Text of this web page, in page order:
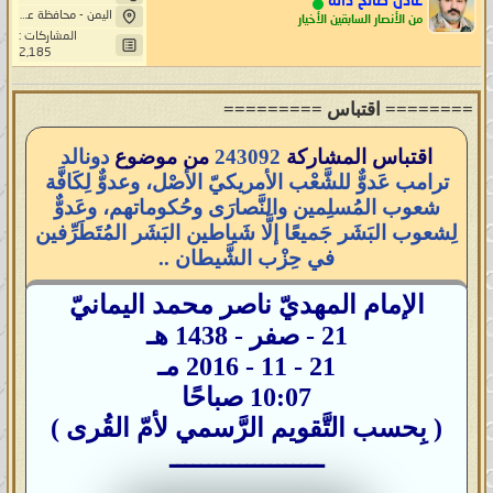
من الأنصار السابقين الأخيار
اليمن - محافظة عمران - مديرية بني صريم - قبة خيار - حاشد
المشاركات :
2,185
======== اقتباس =========
اقتباس المشاركة 243092 من موضوعدونالد
ترامب عَدوٌّ للشَّعْب الأمريكيّ الأصْل، وعدوٌّ لِكَافَّة
شعوب المُسلِمين والنَّصارَى وحُكوماتهم، وعَدوٌّ
لِشعوب البَشَر جَميعًا إلَّا شَياطين البَشَر المُتَطَرِّفين
في حِزْب الشَّيطان ..
الإمام المهديّ ناصر محمد اليمانيّ
21 - صفر - 1438 هـ
21 - 11 - 2016 مـ
10:07 صباحًا
( بِحسب التَّقويم الرَّسمي لأمّ القُرى )
ــــــــــــــــــــ